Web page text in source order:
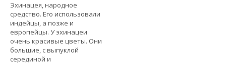
Эхинацея, народное
средство. Его использовали
индейцы, а позже и
европейцы. У эхинацеи
очень красивые цветы. Они
большие, с выпуклой
серединой и